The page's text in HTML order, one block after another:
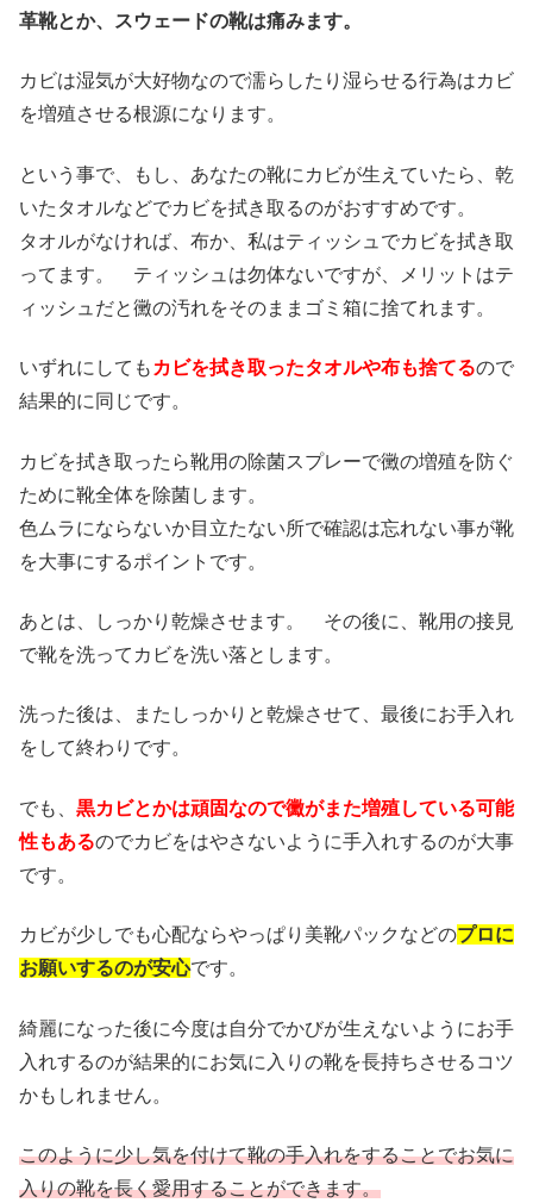
革靴とか、スウェードの靴は痛みます。
カビは湿気が大好物なので濡らしたり湿らせる行為はカビ
を増殖させる根源になります。
という事で、もし、あなたの靴にカビが生えていたら、乾
いたタオルなどでカビを拭き取るのがおすすめです。
タオルがなければ、布か、私はティッシュでカビを拭き取
ってます。 ティッシュは勿体ないですが、メリットはテ
ィッシュだと黴の汚れをそのままゴミ箱に捨てれます。
いずれにしても カビを拭き取ったタオルや布も捨てるので
結果的に同じです。
カビを拭き取ったら靴用の除菌スプレーで黴の増殖を防ぐ
ために靴全体を除菌します。
色ムラにならないか目立たない所で確認は忘れない事が靴
を大事にするポイントです。
あとは、しっかり乾燥させます。 その後に、靴用の接見
で靴を洗ってカビを洗い落とします。
洗った後は、またしっかりと乾燥させて、最後にお手入れ
をして終わりです。
でも、 黒カビとかは頑固なので黴がまた増殖している可能
性もあるのでカビをはやさないように手入れするのが大事
です。
カビが少しでも心配ならやっぱり美靴パックなどのプロに
お願いするのが安心です。
綺麗になった後に今度は自分でかびが生えないようにお手
入れするのが結果的にお気に入りの靴を長持ちさせるコツ
かもしれません。
このように少し気を付けて靴の手入れをすることでお気に
入りの靴を長く愛用することができます。